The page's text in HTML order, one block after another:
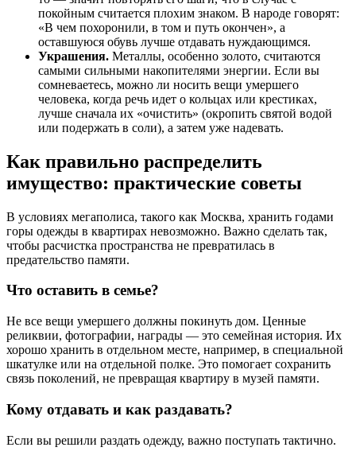
покойным считается плохим знаком. В народе говорят:
«В чем похоронили, в том и путь окончен», а
оставшуюся обувь лучше отдавать нуждающимся.
Украшения. Металлы, особенно золото, считаются
самыми сильными накопителями энергии. Если вы
сомневаетесь, можно ли носить вещи умершего
человека, когда речь идет о кольцах или крестиках,
лучше сначала их «очистить» (окропить святой водой
или подержать в соли), а затем уже надевать.
Как правильно распределить
имущество: практические советы
В условиях мегаполиса, такого как Москва, хранить годами
горы одежды в квартирах невозможно. Важно сделать так,
чтобы расчистка пространства не превратилась в
предательство памяти.
Что оставить в семье?
Не все вещи умершего должны покинуть дом. Ценные
реликвии, фотографии, награды — это семейная история. Их
хорошо хранить в отдельном месте, например, в специальной
шкатулке или на отдельной полке. Это помогает сохранить
связь поколений, не превращая квартиру в музей памяти.
Кому отдавать и как раздавать?
Если вы решили раздать одежду, важно поступать тактично.